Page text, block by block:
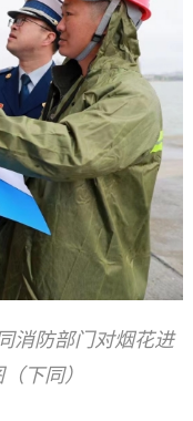
消防部门对烟花进
下同）